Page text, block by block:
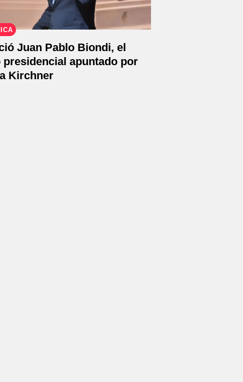
Juan Pablo Biondi, el
presidencial apuntado por
Kirchner